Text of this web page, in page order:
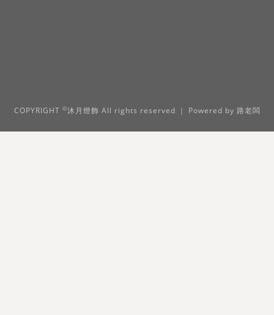
COPYRIGHT ©沐月燈飾 All rights reserved ｜ Powered by 路老闆